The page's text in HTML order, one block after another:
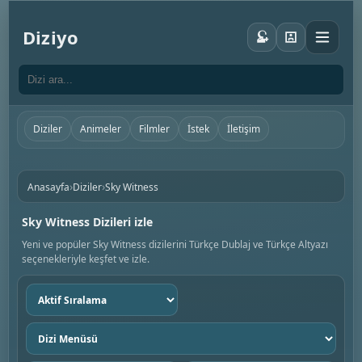
Diziyo
Diziler Animeler Filmler İstek İletişim
Anasayfa›Diziler›Sky Witness
Sky Witness Dizileri izle
Yeni ve popüler Sky Witness dizilerini Türkçe Dublaj ve Türkçe Altyazı
seçenekleriyle keşfet ve izle.
Sıralama
seç
Dizi
menüsü